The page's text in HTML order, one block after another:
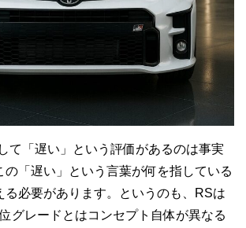
て「遅い」という評価があるのは事実
の「遅い」という言葉が何を指している
る必要があります。というのも、RSは
グレードとはコンセプト自体が異なる